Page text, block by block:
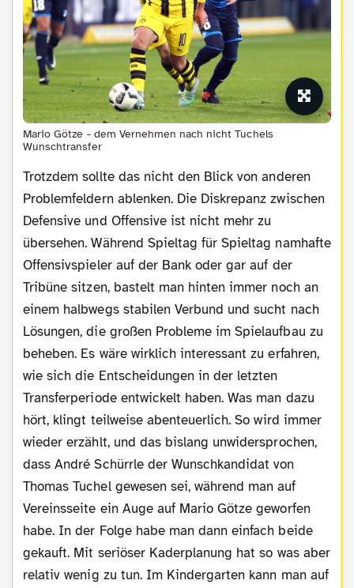
Mario Götze - dem Vernehmen nach nicht Tuchels
Wunschtransfer
Trotzdem sollte das nicht den Blick von anderen
Problemfeldern ablenken. Die Diskrepanz zwischen
Defensive und Offensive ist nicht mehr zu
übersehen. Während Spieltag für Spieltag namhafte
Offensivspieler auf der Bank oder gar auf der
Tribüne sitzen, bastelt man hinten immer noch an
einem halbwegs stabilen Verbund und sucht nach
Lösungen, die großen Probleme im Spielaufbau zu
beheben. Es wäre wirklich interessant zu erfahren,
wie sich die Entscheidungen in der letzten
Transferperiode entwickelt haben. Was man dazu
hört, klingt teilweise abenteuerlich. So wird immer
wieder erzählt, und das bislang unwidersprochen,
dass André Schürrle der Wunschkandidat von
Thomas Tuchel gewesen sei, während man auf
Vereinsseite ein Auge auf Mario Götze geworfen
habe. In der Folge habe man dann einfach beide
gekauft. Mit seriöser Kaderplanung hat so was aber
relativ wenig zu tun. Im Kindergarten kann man auf